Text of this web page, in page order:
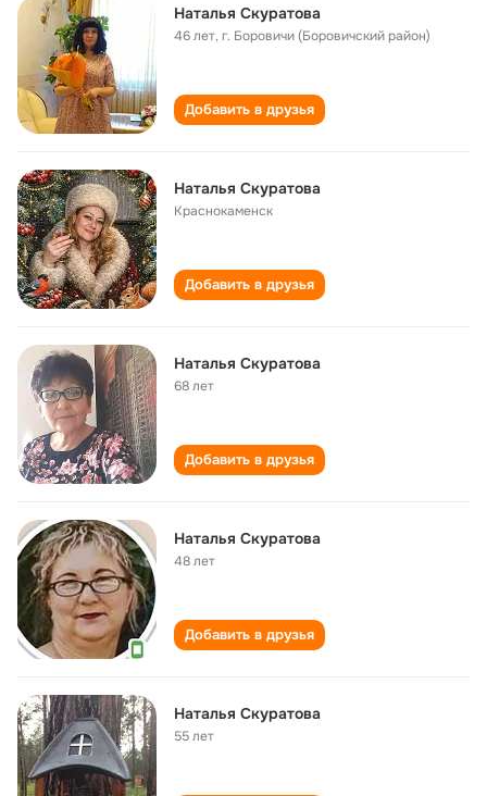
Наталья Скуратова
46 лет,г. Боровичи (Боровичский район)
Добавить в друзья
Наталья Скуратова
Краснокаменск
Добавить в друзья
Наталья Скуратова
68 лет
Добавить в друзья
Наталья Скуратова
48 лет
Добавить в друзья
Наталья Скуратова
55 лет